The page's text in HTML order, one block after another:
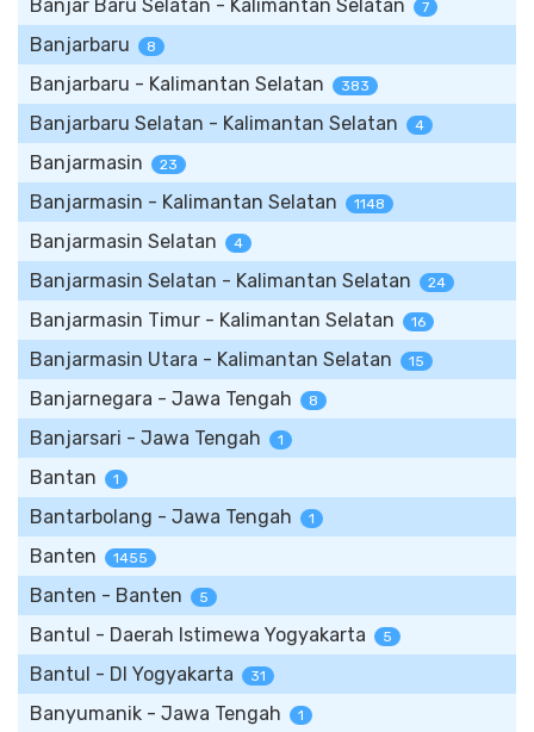
Banjar Baru Selatan - Kalimantan Selatan 7
Banjarbaru 8
Banjarbaru - Kalimantan Selatan 383
Banjarbaru Selatan - Kalimantan Selatan 4
Banjarmasin 23
Banjarmasin - Kalimantan Selatan 1148
Banjarmasin Selatan 4
Banjarmasin Selatan - Kalimantan Selatan 24
Banjarmasin Timur - Kalimantan Selatan 16
Banjarmasin Utara - Kalimantan Selatan 15
Banjarnegara - Jawa Tengah 8
Banjarsari - Jawa Tengah 1
Bantan 1
Bantarbolang - Jawa Tengah 1
Banten 1455
Banten - Banten 5
Bantul - Daerah Istimewa Yogyakarta 5
Bantul - DI Yogyakarta 31
Banyumanik - Jawa Tengah 1